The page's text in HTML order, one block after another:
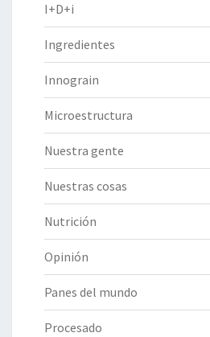
I+D+i
Ingredientes
Innograin
Microestructura
Nuestra gente
Nuestras cosas
Nutrición
Opinión
Panes del mundo
Procesado